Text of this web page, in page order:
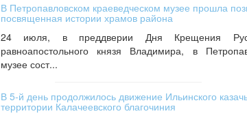
В Петропавловском краеведческом музее прошла
посвященная истории храмов района
24 июля, в преддверии Дня Крещения
равноапостольного князя Владимира, в
музее сост...
В 5-й день продолжилось движение Ильинского
территории Калачеевского благочиния